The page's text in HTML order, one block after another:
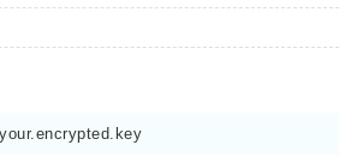
your.encrypted.key